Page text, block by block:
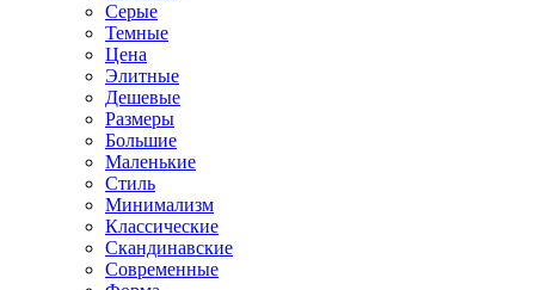
Серые
Темные
Цена
Элитные
Дешевые
Размеры
Большие
Маленькие
Стиль
Минимализм
Классические
Скандинавские
Современные